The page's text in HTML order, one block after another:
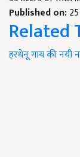
Published on:
Related
हरधेनूगाय की नयी